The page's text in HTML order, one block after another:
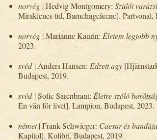
norvég | Hedvig Montgomery: Szülői
Miraklenes tid, Barnehageårene]. Partvonal,
norvég | Marianne Kaurin: Életem legjobb
2023.
svéd | Anders Hansen: Edzett agy
Budapest, 2019.
svéd | Sofie Sarenbrant: Életre szóló
En vän för livet]. Lampion, Budapest, 2023.
német| Frank Schwieger: Caesar és bandája
Kapitol]. Kolibri, Budapest, 2019.